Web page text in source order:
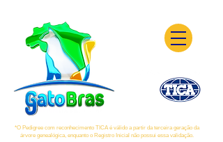
*O Pedigree com reconhecimento TICA é válido a partir da terceira geração da
árvore genealógica, enquanto o Registro Inicial não possui essa validação.